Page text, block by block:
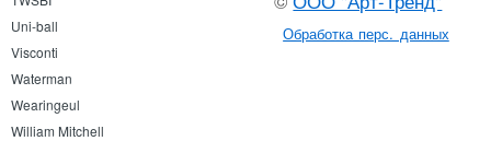
Uni-ball
Visconti
Waterman
Wearingeul
William Mitchell
Обработка перс. данных